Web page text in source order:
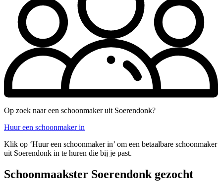
Op zoek naar een schoonmaker uit Soerendonk?
Huur een schoonmaker in
Klik op ‘Huur een schoonmaker in’ om een betaalbare schoonmaker
uit Soerendonk in te huren die bij je past.
Schoonmaakster Soerendonk gezocht